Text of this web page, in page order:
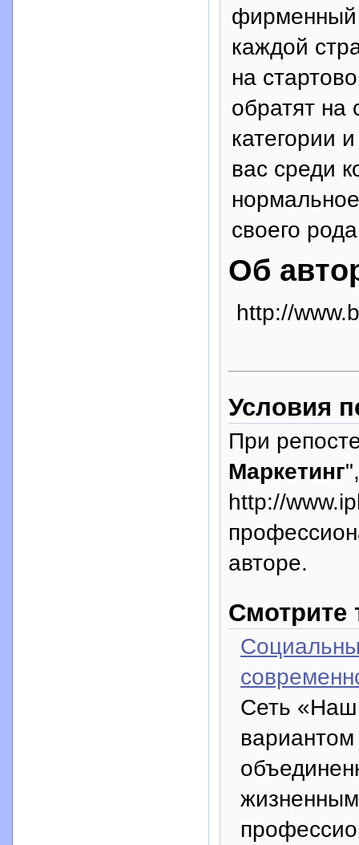
фирменный
каждой
на
обратят на
категории
вас среди
своего
Об
http://
Условия
При
Маркетинг
http://
авторе.
Смотрите
Сеть «Наш